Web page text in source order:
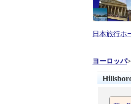
日本旅行ホ
ヨーロッパ>